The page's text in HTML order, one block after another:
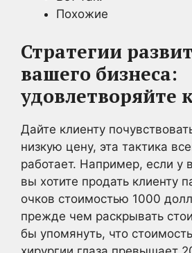
Похожие
Стратегии
вашего бизнеса:
удовлетворяйте
Дайте клиенту
низкую цену, эта тактика
работает. Например, если у
вы хотите продать клиенту
очков стоимостью 1000
прежде чем раскрывать
бы упомянуть, что